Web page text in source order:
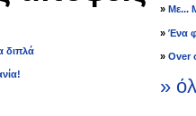
διπλά
» Με...
» Ένα
» Over
»